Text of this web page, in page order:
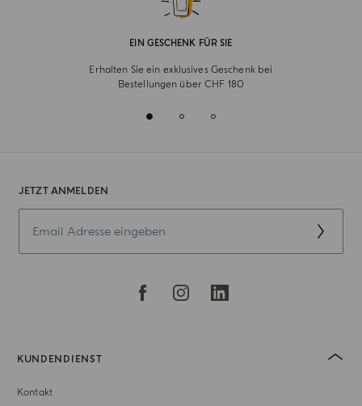
EIN GESCHENK FÜR SIE
Erhalten Sie ein exklusives Geschenk bei
Bestellungen über CHF 180
JETZT ANMELDEN
KUNDENDIENST
Kontakt